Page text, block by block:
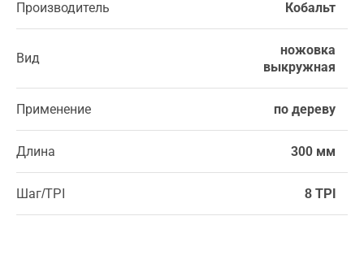
Производитель Кобальт
Вид
ножовка
выкружная
Применение по дереву
Длина 300 мм
Шаг/TPI 8 TPI